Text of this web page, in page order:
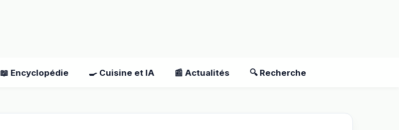
📖 Encyclopédie 🍳 Cuisine et IA 📰 Actualités 🔍 Recherche